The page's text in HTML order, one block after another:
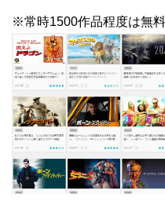
※常時1500作品程度は無料